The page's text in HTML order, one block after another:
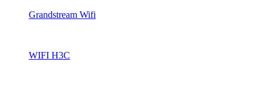
Grandstream Wifi
WIFI H3C